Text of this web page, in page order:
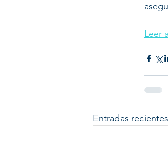
Leer
Entradas recientes